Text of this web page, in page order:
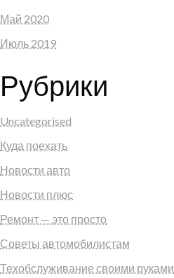
Май 2020
Июль 2019
Рубрики
Uncategorised
Куда поехать
Новости авто
Новости плюс
Ремонт — это просто
Советы автомобилистам
Техобслуживание своими руками